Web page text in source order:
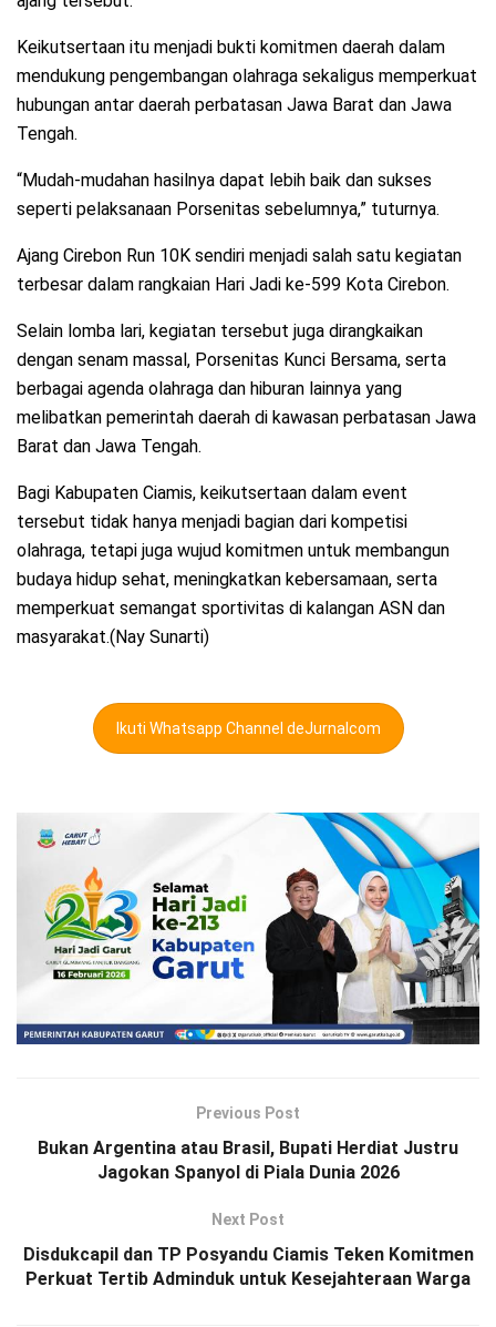
Keikutsertaan itu menjadi bukti komitmen daerah dalam
mendukung pengembangan olahraga sekaligus memperkuat
hubungan antar daerah perbatasan Jawa Barat dan Jawa
Tengah.
“Mudah-mudahan hasilnya dapat lebih baik dan sukses
seperti pelaksanaan Porsenitas sebelumnya,” tuturnya.
Ajang Cirebon Run 10K sendiri menjadi salah satu kegiatan
terbesar dalam rangkaian Hari Jadi ke-599 Kota Cirebon.
Selain lomba lari, kegiatan tersebut juga dirangkaikan
dengan senam massal, Porsenitas Kunci Bersama, serta
berbagai agenda olahraga dan hiburan lainnya yang
melibatkan pemerintah daerah di kawasan perbatasan Jawa
Barat dan Jawa Tengah.
Bagi Kabupaten Ciamis, keikutsertaan dalam event
tersebut tidak hanya menjadi bagian dari kompetisi
olahraga, tetapi juga wujud komitmen untuk membangun
budaya hidup sehat, meningkatkan kebersamaan, serta
memperkuat semangat sportivitas di kalangan ASN dan
masyarakat.(Nay Sunarti)
Ikuti Whatsapp Channel deJurnalcom
Previous Post
Bukan Argentina atau Brasil, Bupati Herdiat Justru
Jagokan Spanyol di Piala Dunia 2026
Next Post
Disdukcapil dan TP Posyandu Ciamis Teken Komitmen
Perkuat Tertib Adminduk untuk Kesejahteraan Warga